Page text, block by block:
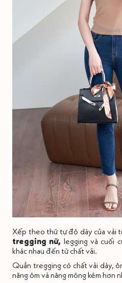
Xếp theo thứ tự độ dày của vải
tregging nữ, legging và cuối
khác nhau đến từ chất vải.
Quần tregging có chất vải dày,
năng ôm và nâng mông kém hơn